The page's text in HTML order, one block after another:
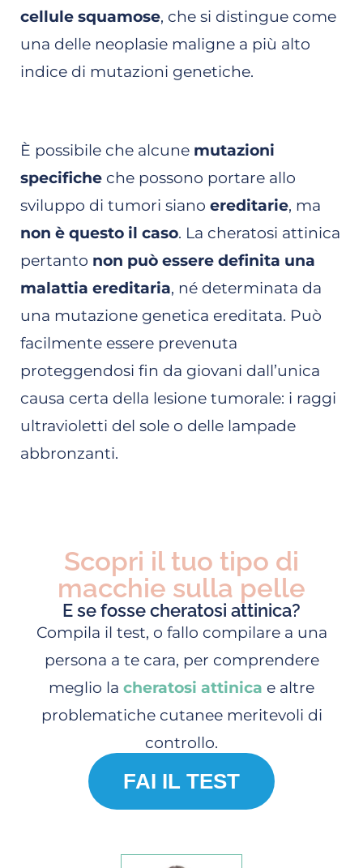
cellule squamose, che si distingue come
una delle neoplasie maligne a più alto
indice di mutazioni genetiche.
È possibile che alcune mutazioni
specifiche che possono portare allo
sviluppo di tumori siano ereditarie, ma
non è questo il caso. La cheratosi attinica
pertanto non può essere definita una
malattia ereditaria, né determinata da
una mutazione genetica ereditata. Può
facilmente essere prevenuta
proteggendosi fin da giovani dall’unica
causa certa della lesione tumorale: i raggi
ultravioletti del sole o delle lampade
abbronzanti.
Scopri il tuo tipo di
macchie sulla pelle
E se fosse cheratosi attinica?
Compila il test, o fallo compilare a una
persona a te cara, per comprendere
meglio la cheratosi attinica e altre
problematiche cutanee meritevoli di
controllo.
FAI IL TEST